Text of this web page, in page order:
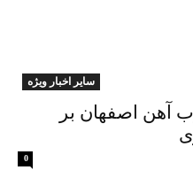
سایر اخبار ویژه
آهن اصفهان بر
0